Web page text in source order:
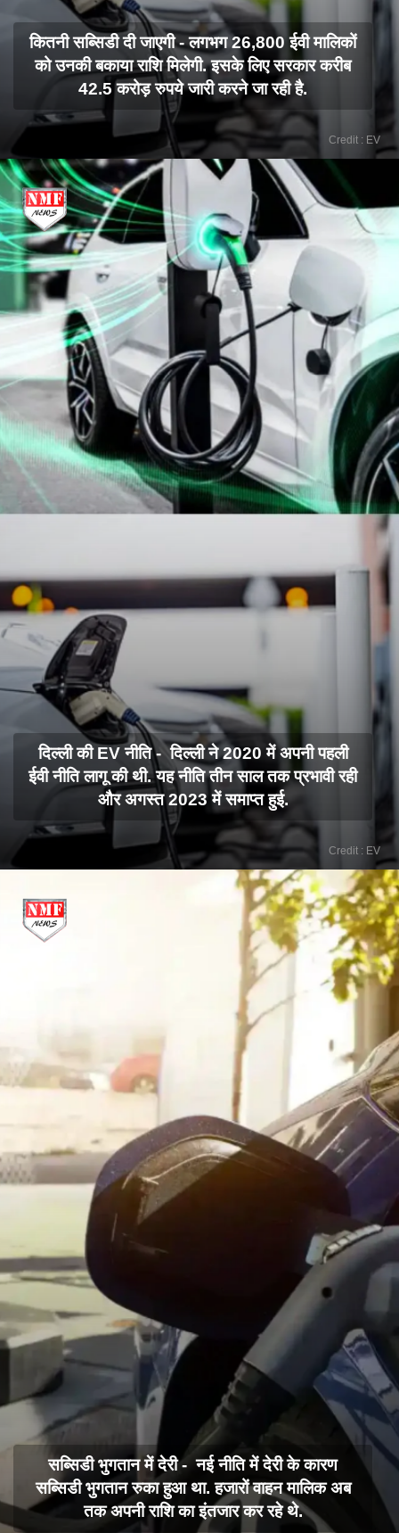
कितनी सब्सिडी दी जाएगी - लगभग 26,800 ईवी मालिकों
को उनकी बकाया राशि मिलेगी. इसके लिए सरकार करीब
42.5 करोड़ रुपये जारी करने जा रही है.
Credit : EV
दिल्ली की EV नीति - दिल्ली ने 2020 में अपनी पहली
ईवी नीति लागू की थी. यह नीति तीन साल तक प्रभावी रही
और अगस्त 2023 में समाप्त हुई.
Credit : EV
सब्सिडी भुगतान में देरी - नई नीति में देरी के कारण
सब्सिडी भुगतान रुका हुआ था. हजारों वाहन मालिक अब
तक अपनी राशि का इंतजार कर रहे थे.